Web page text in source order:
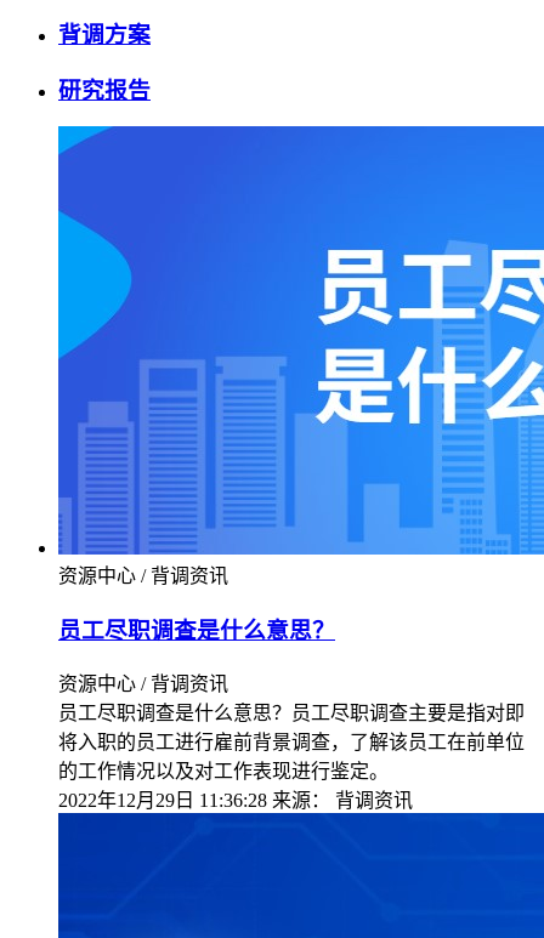
背调方案
研究报告
资源中心 / 背调资讯
员工尽职调查是什么意思？
资源中心 / 背调资讯
员工尽职调查是什么意思？员工尽职调查主要是指对即
将入职的员工进行雇前背景调查，了解该员工在前单位
的工作情况以及对工作表现进行鉴定。
2022年12月29日 11:36:28 来源： 背调资讯